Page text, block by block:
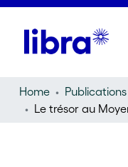
Home Publications